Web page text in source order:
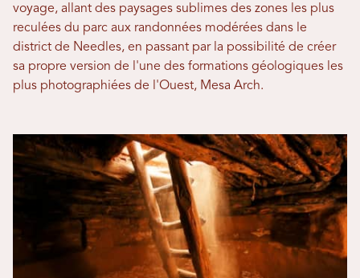
voyage, allant des paysages sublimes des zones les plus
reculées du parc aux randonnées modérées dans le
district de Needles, en passant par la possibilité de créer
sa propre version de l'une des formations géologiques les
plus photographiées de l'Ouest, Mesa Arch.